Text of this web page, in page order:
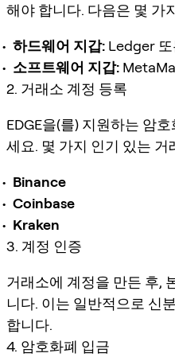
해야 합니다. 다음은 몇 가
하드웨어 지갑: Ledger
소프트웨어 지갑:
2. 거래소 계정 등록
EDGE을(를) 지원하는 암
세요. 몇 가지 인기 있는
Binance
Coinbase
Kraken
3. 계정 인증
거래소에 계정을 만든 후,
니다. 이는 일반적으로 신
합니다.
4. 암호화폐 입금